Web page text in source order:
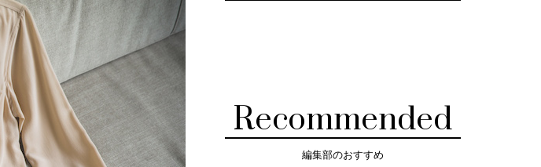
Recommended
編集部のおすすめ